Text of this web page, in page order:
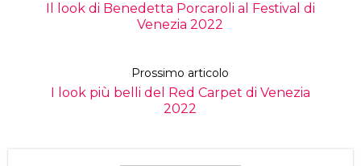
Il look di Benedetta Porcaroli al Festival di
Venezia 2022
Prossimo articolo
I look più belli del Red Carpet di Venezia
2022